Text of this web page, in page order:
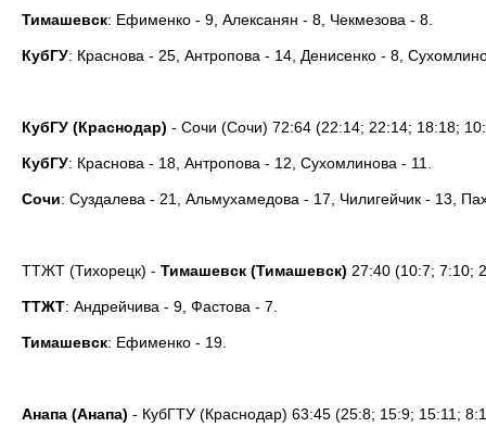
Тимашевск: Ефименко - 9, Алексанян - 8, Чекмезова - 8.
КубГУ: Краснова - 25, Антропова - 14, Денисенко - 8,
КубГУ (Краснодар) - Сочи (Сочи) 72:64 (22:14; 22:14; 18:18;
КубГУ: Краснова - 18, Антропова - 12, Сухомлинова - 11.
Сочи: Суздалева - 21, Альмухамедова - 17, Чилигейчик - 13,
ТТЖТ (Тихорецк) - Тимашевск (Тимашевск) 27:40 (10:7; 7:10;
ТТЖТ: Андрейчива - 9, Фастова - 7.
Тимашевск: Ефименко - 19.
Анапа (Анапа) - КубГТУ (Краснодар) 63:45 (25:8; 15:9; 15:11;